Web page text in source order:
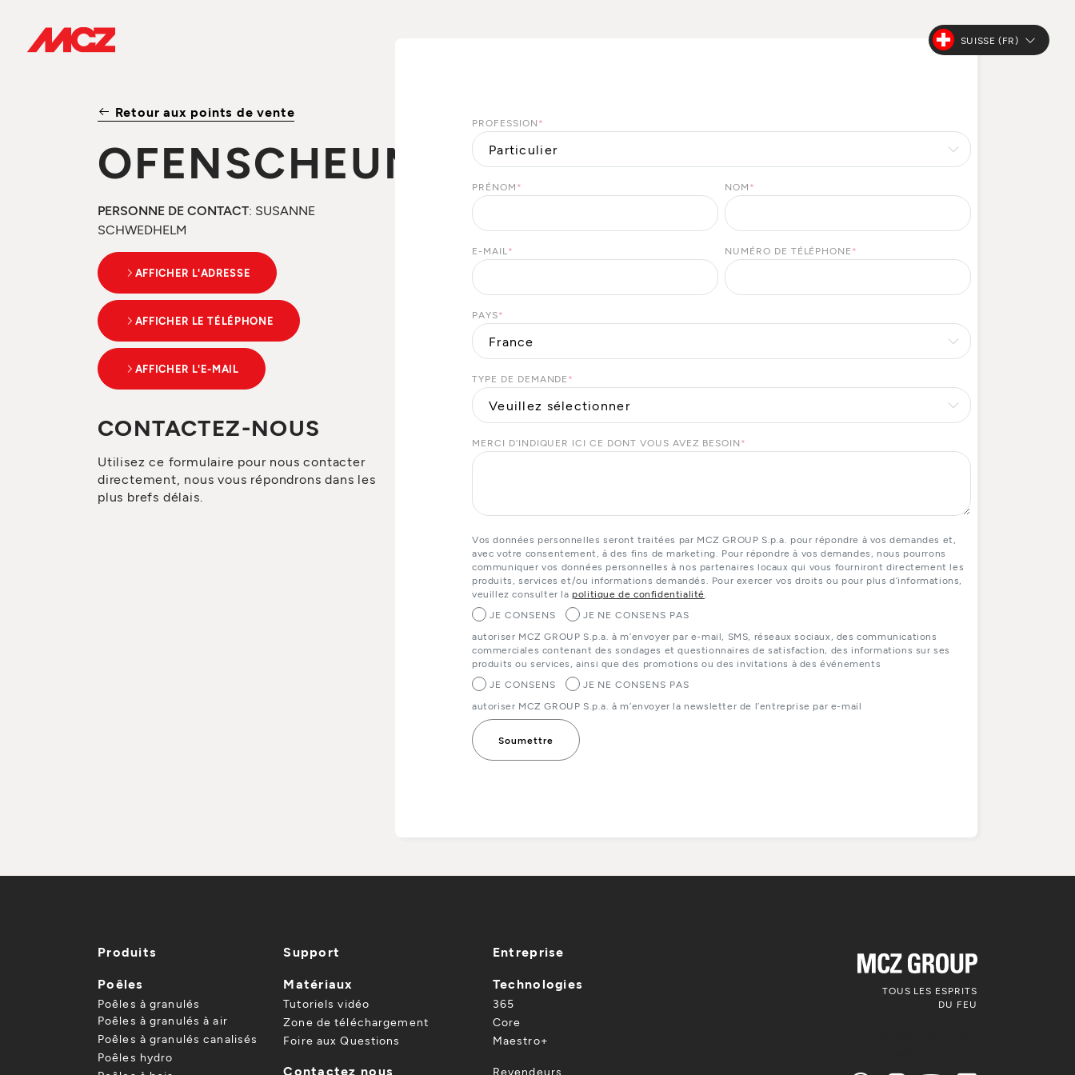
SUISSE (FR)
Retour aux points de vente
OFENSCHEUNE
PERSONNE DE CONTACT: SUSANNE
SCHWEDHELM
AFFICHER L'ADRESSE
AFFICHER LE TÉLÉPHONE
AFFICHER L'E-MAIL
CONTACTEZ-NOUS
Utilisez ce formulaire pour nous contacter
directement, nous vous répondrons dans les
plus brefs délais.
PROFESSION *
PRÉNOM * NOM *
E-MAIL * NUMÉRO DE TÉLÉPHONE *
PAYS*
TYPE DE DEMANDE *
MERCI D'INDIQUER ICI CE DONT VOUS AVEZ BESOIN *
Vos données personnelles seront traitées par MCZ GROUP S.p.a. pour répondre à vos demandes et,
avec votre consentement, à des fins de marketing. Pour répondre à vos demandes, nous pourrons
communiquer vos données personnelles à nos partenaires locaux qui vous fourniront directement les
produits, services et/ou informations demandés. Pour exercer vos droits ou pour plus d’informations,
veuillez consulter la politique de confidentialité
JE CONSENS
JE NE CONSENS PAS
autoriser MCZ GROUP S.p.a. à m’envoyer par e-mail, SMS, réseaux sociaux, des communications
commerciales contenant des sondages et questionnaires de satisfaction, des informations sur ses
produits ou services, ainsi que des promotions ou des invitations à des événements
JE CONSENS
JE NE CONSENS PAS
autoriser MCZ GROUP S.p.a. à m’envoyer la newsletter de l’entreprise par e-mail
Produits
Poêles
Poêles à granulés
Poêles à granulés à air
Poêles à granulés canalisés
Poêles hydro
Support
Matériaux
Tutoriels vidéo
Zone de téléchargement
Foire aux Questions
Contactez nous
Entreprise
Technologies
365
Core
Maestro+
Revendeurs
TOUS LES ESPRITS
DU FEU